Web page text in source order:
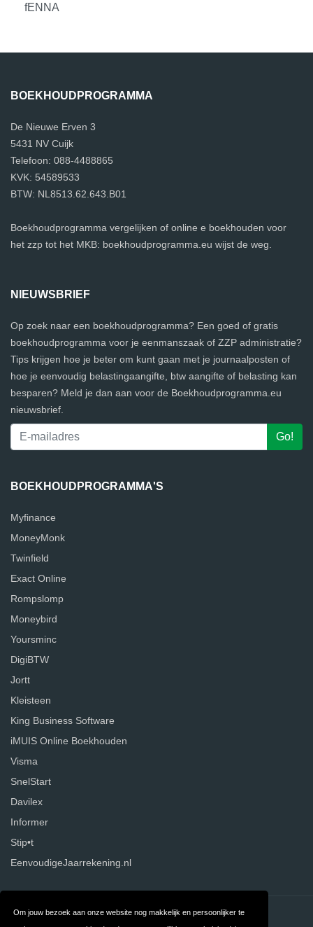
Om jouw bezoek aan onze website nog makkelijk en persoonlijker te
fENNA
BOEKHOUDPROGRAMMA
De Nieuwe Erven 3
5431 NV Cuijk
Telefoon: 088-4488865
KVK: 54589533
BTW: NL8513.62.643.B01
Boekhoudprogramma vergelijken of online e boekhouden voor
het zzp tot het MKB: boekhoudprogramma.eu wijst de weg.
NIEUWSBRIEF
Op zoek naar een boekhoudprogramma? Een goed of gratis
boekhoudprogramma voor je eenmanszaak of ZZP administratie?
Tips krijgen hoe je beter om kunt gaan met je journaalposten of
hoe je eenvoudig belastingaangifte, btw aangifte of belasting kan
besparen? Meld je dan aan voor de Boekhoudprogramma.eu
nieuwsbrief.
BOEKHOUDPROGRAMMA'S
Myfinance
MoneyMonk
Twinfield
Exact Online
Rompslomp
Moneybird
Yoursminc
DigiBTW
Jortt
Kleisteen
King Business Software
iMUIS Online Boekhouden
Visma
SnelStart
Davilex
Informer
Stip•t
EenvoudigeJaarrekening.nl
Contact Over ons